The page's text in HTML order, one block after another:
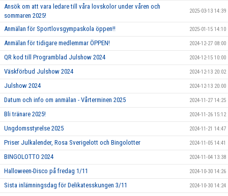
Ansök om att vara ledare till våra lovskolor under våren och
sommaren 2025!
2025-03-13 14:39
Anmälan för Sportlovsgympaskola öppen!! 2025-01-15 14:10
Anmälan för tidigare medlemmar ÖPPEN! 2024-12-27 08:00
QR kod till Programblad Julshow 2024 2024-12-15 10:00
Väskförbud Julshow 2024 2024-12-13 20:02
Julshow 2024 2024-12-13 20:00
Datum och info om anmälan - Vårterminen 2025 2024-11-27 14:25
Bli tränare 2025! 2024-11-26 15:12
Ungdomsstyrelse 2025 2024-11-21 14:47
Priser Julkalender, Rosa Sverigelott och Bingolotter 2024-11-05 14:41
BINGOLOTTO 2024 2024-11-04 13:38
Halloween-Disco på fredag 1/11 2024-10-30 14:26
Sista inlämningsdag för Delikatesskungen 3/11 2024-10-30 14:24